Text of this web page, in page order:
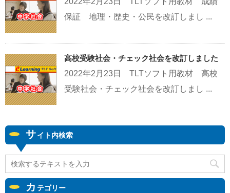
保証 地理・歴史・公民を改訂しまし ...
高校受験社会・チェック社会を改訂しました
2022年2月23日 TLTソフト用教材 高校
受験社会・チェック社会を改訂しまし ...
サイト内検索
カ テゴリー